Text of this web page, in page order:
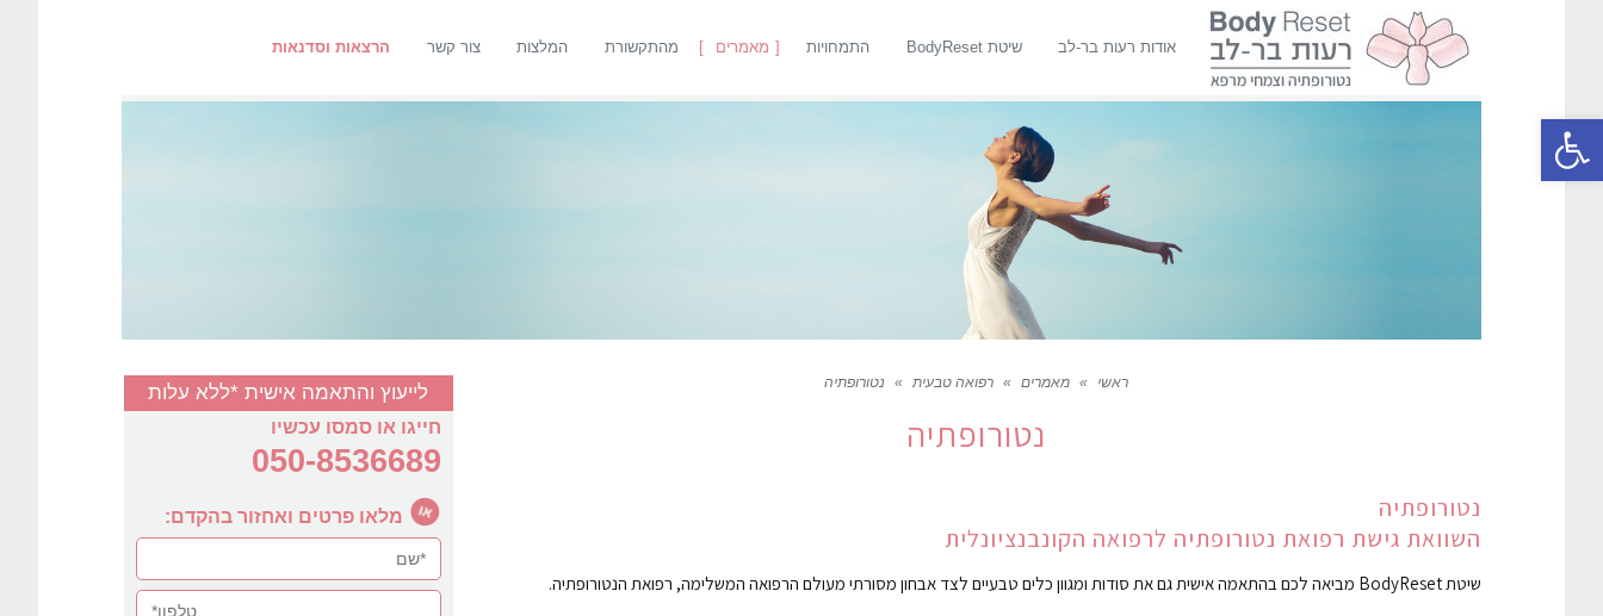
פתח סרגל נגישות
אודות רעות בר-לב שיטת BodyReset התמחויות מאמרים מהתקשורת המלצות צור קשר הרצאות וסדנאות
ראשי » מאמרים » רפואה טבעית » נטורופתיה
נטורופתיה
נטורופתיה
השוואת גישת רפואת נטורופתיה לרפואה הקונבנציונלית
שיטת BodyReset מביאה לכם בהתאמה אישית גם את סודות ומגוון כלים טבעיים לצד אבחון מסורתי מעולם הרפואה המשלימה, רפואת הנטורופתיה.
לייעוץ והתאמה אישית *ללא עלות
חייגו או סמסו עכשיו
050-8536689
מלאו פרטים ואחזור בהקדם: